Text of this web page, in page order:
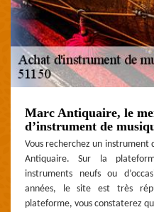
Marc Antiquaire, le
d’instrument de
Vous recherchez un instrument
Antiquaire. Sur la
instruments neufs ou
années, le site est très
plateforme, vous constaterez